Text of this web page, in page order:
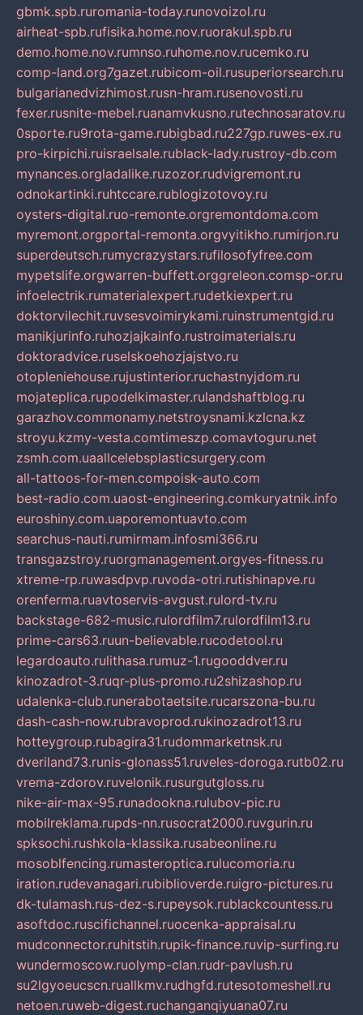
gbmk.spb.ruromania-today.runovoizol.ru
airheat-spb.rufisika.home.nov.ruorakul.spb.ru
demo.home.nov.rumnso.ruhome.nov.rucemko.ru
comp-land.org7gazet.rubicom-oil.rusuperiorsearch.ru
bulgarianedvizhimost.rusn-hram.rusenovosti.ru
fexer.rusnite-mebel.ruanamvkusno.rutechnosaratov.ru
0sporte.ru9rota-game.rubigbad.ru227gp.ruwes-ex.ru
pro-kirpichi.ruisraelsale.rublack-lady.rustroy-db.com
mynances.orgladalike.ruzozor.rudvigremont.ru
odnokartinki.ruhtccare.rublogizotovoy.ru
oysters-digital.ruo-remonte.orgremontdoma.com
myremont.orgportal-remonta.orgvyitikho.rumirjon.ru
superdeutsch.rumycrazystars.rufilosofyfree.com
mypetslife.orgwarren-buffett.orggreleon.comsp-or.ru
infoelectrik.rumaterialexpert.rudetkiexpert.ru
doktorvilechit.ruvsesvoimirykami.ruinstrumentgid.ru
manikjurinfo.ruhozjajkainfo.rustroimaterials.ru
doktoradvice.ruselskoehozjajstvo.ru
otopleniehouse.rujustinterior.ruchastnyjdom.ru
mojateplica.rupodelkimaster.rulandshaftblog.ru
garazhov.commonamy.netstroysnami.kzlcna.kz
stroyu.kzmy-vesta.comtimeszp.comavtoguru.net
zsmh.com.uaallcelebsplasticsurgery.com
all-tattoos-for-men.compoisk-auto.com
best-radio.com.uaost-engineering.comkuryatnik.info
euroshiny.com.uaporemontuavto.com
searchus-nauti.rumirmam.infosmi366.ru
transgazstroy.ruorgmanagement.orgyes-fitness.ru
xtreme-rp.ruwasdpvp.ruvoda-otri.rutishinapve.ru
orenferma.ruavtoservis-avgust.rulord-tv.ru
backstage-682-music.rulordfilm7.rulordfilm13.ru
prime-cars63.ruun-believable.rucodetool.ru
legardoauto.rulithasa.rumuz-1.rugooddver.ru
kinozadrot-3.ruqr-plus-promo.ru2shizashop.ru
udalenka-club.runerabotaetsite.rucarszona-bu.ru
dash-cash-now.rubravoprod.rukinozadrot13.ru
hotteygroup.rubagira31.rudommarketnsk.ru
dveriland73.runis-glonass51.ruveles-doroga.rutb02.ru
vrema-zdorov.ruvelonik.rusurgutgloss.ru
nike-air-max-95.runadookna.rulubov-pic.ru
mobilreklama.rupds-nn.rusocrat2000.ruvgurin.ru
spksochi.rushkola-klassika.rusabeonline.ru
mosoblfencing.rumasteroptica.rulucomoria.ru
iration.rudevanagari.rubiblioverde.ruigro-pictures.ru
dk-tulamash.rus-dez-s.rupeysok.rublackcountess.ru
asoftdoc.ruscifichannel.ruocenka-appraisal.ru
mudconnector.ruhitstih.rupik-finance.ruvip-surfing.ru
wundermoscow.ruolymp-clan.rudr-pavlush.ru
su2lgyoeucscn.ruallkmv.rudhgfd.rutesotomeshell.ru
netoen.ruweb-digest.ruchanganqiyuana07.ru